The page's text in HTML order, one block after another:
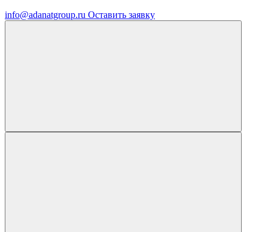
info@adanatgroup.ru Оставить заявку